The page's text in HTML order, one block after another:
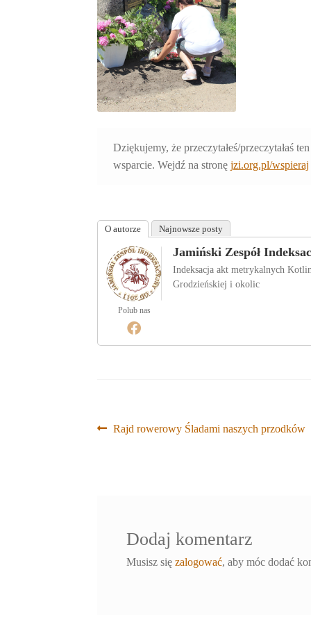
Dziękujemy, że przeczytałeś/przeczytałaś
wsparcie. Wejdź na stronę jzi.org.pl/wspieraj
O autorze Najnowsze posty
Polub nas
Jamiński Zespół
Indeksacja akt metrykalnych
Grodzieńskiej i okolic
Nawigacja
Poprzedni
Rajd rowerowy Śladami naszych przodków
Dodaj komentarz
Musisz się zalogować, aby móc dodać